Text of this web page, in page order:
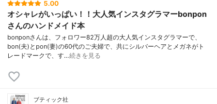
5.00
オシャレがいっぱい！！大人気インスタグラマーbonpon
さんのハンドメイド本
bonponさんは、フォロワー82万人超の大人気インスタグラマーで、
bon(夫)とpon(妻)の60代のご夫婦で、共にシルバーヘアとメガネがト
レードマークで、す…続きを見る
ブティック社